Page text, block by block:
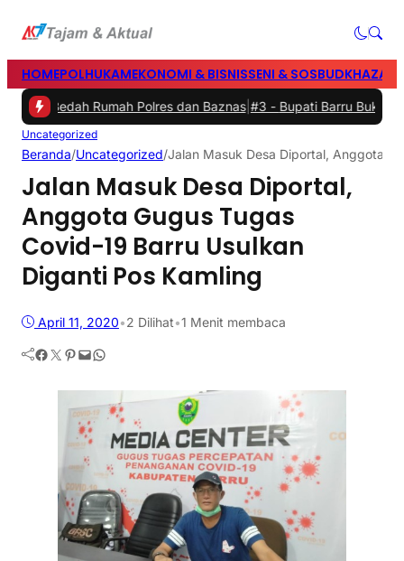
HOMEPOLHUKAMEKONOMI & BISNISSENI & SOSBUD
Bedah Rumah Polres dan Baznas|#3 -Bupati Barru Buka
Uncategorized
Beranda/Uncategorized/Jalan Masuk Desa Diportal, Anggota
Jalan Masuk Desa Diportal,
Anggota Gugus Tugas
Covid-19 Barru Usulkan
Diganti Pos Kamling
April 11, 2020•2 Dilihat•1 Menit membaca
Facebook Twitter Pinterest Mail WhatsApp